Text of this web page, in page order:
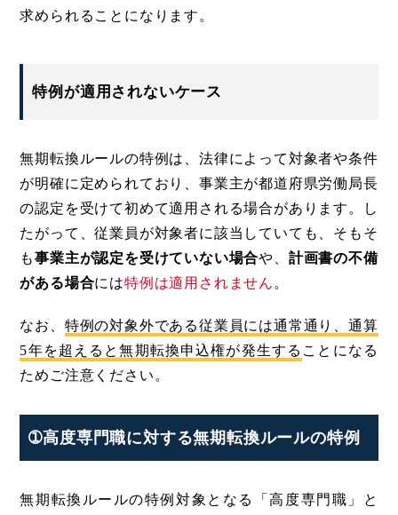
求められることになります。
特例が適用されないケース
無期転換ルールの特例は、法律によって対象者や条件
が明確に定められており、事業主が都道府県労働局長
の認定を受けて初めて適用される場合があります。し
たがって、従業員が対象者に該当していても、そもそ
も事業主が認定を受けていない場合や、 計画書の不備
がある場合には特例は適用されません 。
なお、 特例の対象外である従業員には通常通り、通算
5年を超えると無期転換申込権が発生する ことになる
ためご注意ください。
➀高度専門職に対する無期転換ルールの特例
無期転換ルールの特例対象となる「高度専門職」と